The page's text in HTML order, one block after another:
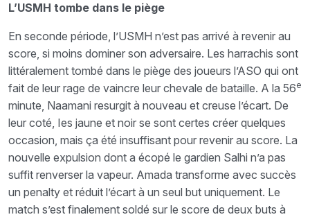
L’USMH tombe dans le piège
En seconde période, l’USMH n’est pas arrivé à revenir au
score, si moins dominer son adversaire. Les harrachis sont
littéralement tombé dans le piège des joueurs l’ASO qui ont
fait de leur rage de vaincre leur chevale de bataille. A la 56e
minute, Naamani resurgit à nouveau et creuse l’écart. De
leur coté, Ies jaune et noir se sont certes créer quelques
occasion, mais ça été insuffisant pour revenir au score. La
nouvelle expulsion dont a écopé le gardien Salhi n’a pas
suffit renverser la vapeur. Amada transforme avec succès
un penalty et réduit l’écart à un seul but uniquement. Le
match s’est finalement soldé sur le score de deux buts à